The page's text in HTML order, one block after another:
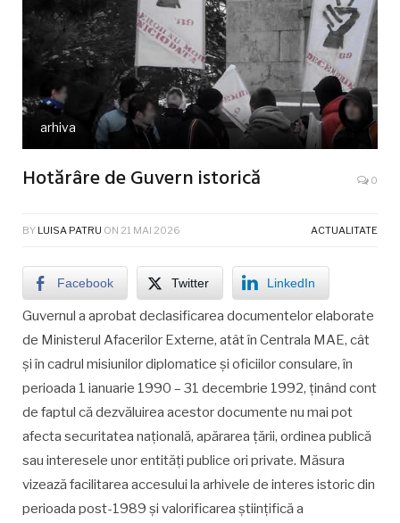
arhiva
Hotărâre de Guvern istorică 0
BY LUISA PATRU ON 21 MAI 2026 ACTUALITATE
Facebook Twitter LinkedIn
Guvernul a aprobat declasificarea documentelor elaborate
de Ministerul Afacerilor Externe, atât în Centrala MAE, cât
și în cadrul misiunilor diplomatice și oficiilor consulare, în
perioada 1 ianuarie 1990 – 31 decembrie 1992, ținând cont
de faptul că dezvăluirea acestor documente nu mai pot
afecta securitatea națională, apărarea țării, ordinea publică
sau interesele unor entități publice ori private. Măsura
vizează facilitarea accesului la arhivele de interes istoric din
perioada post-1989 și valorificarea științifică a